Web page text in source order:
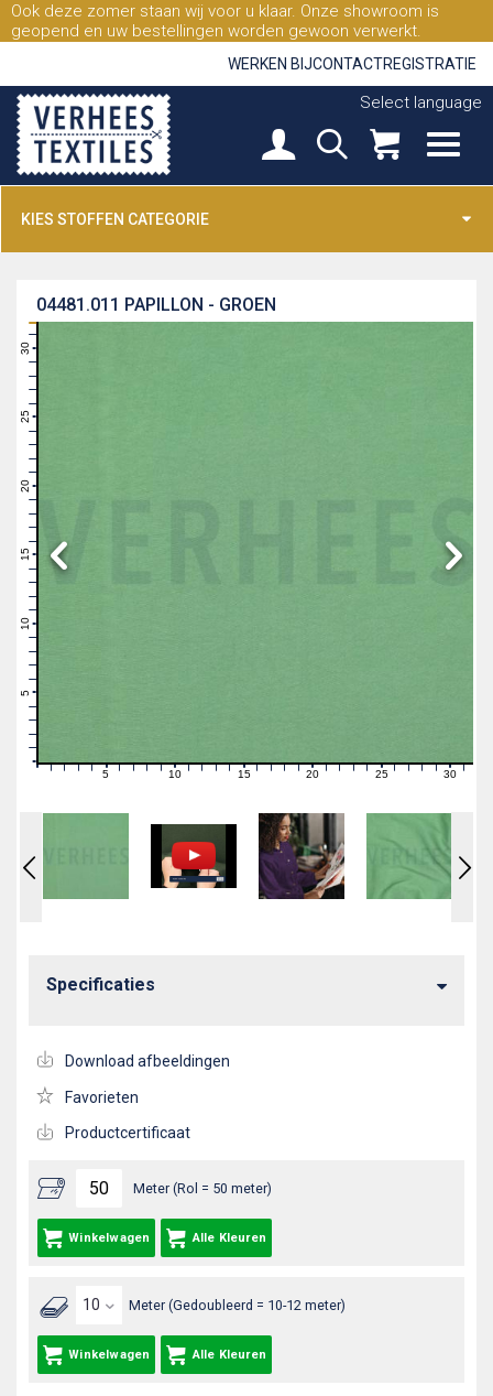
Ook deze zomer staan wij voor u klaar. Onze showroom is
geopend en uw bestellingen worden gewoon verwerkt.
WERKEN BIJCONTACTREGISTRATIE
Select language
KIES STOFFEN CATEGORIE
PAPILLON - GROEN
04481.011
11
16
21
26
1 2 3 4 6 7 89 11121314 16171819 21222324 26272829 31
Meter (Rol = 50 meter)
Winkelwagen Alle Kleuren
Meter (Gedoubleerd = 10-12 meter)
Winkelwagen Alle Kleuren
Specificaties
Download afbeeldingen
Favorieten
Productcertificaat